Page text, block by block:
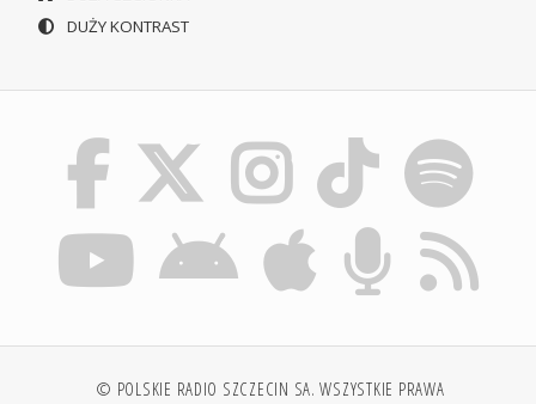
DUŻY KONTRAST
© POLSKIE RADIO SZCZECIN SA. WSZYSTKIE PRAWA